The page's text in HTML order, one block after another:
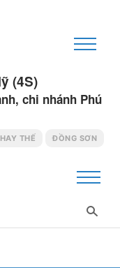
(4S)
chi nhánh Phú
THẾ ĐỒNG SƠN